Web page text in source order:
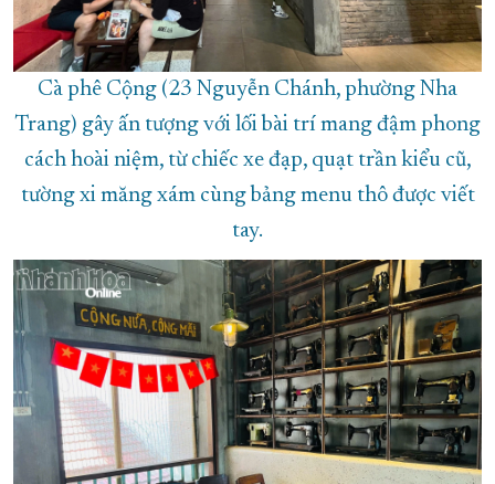
Cà phê Cộng (23 Nguyễn Chánh, phường Nha
Trang) gây ấn tượng với lối bài trí mang đậm phong
cách hoài niệm, từ chiếc xe đạp, quạt trần kiểu cũ,
tường xi măng xám cùng bảng menu thô được viết
tay.